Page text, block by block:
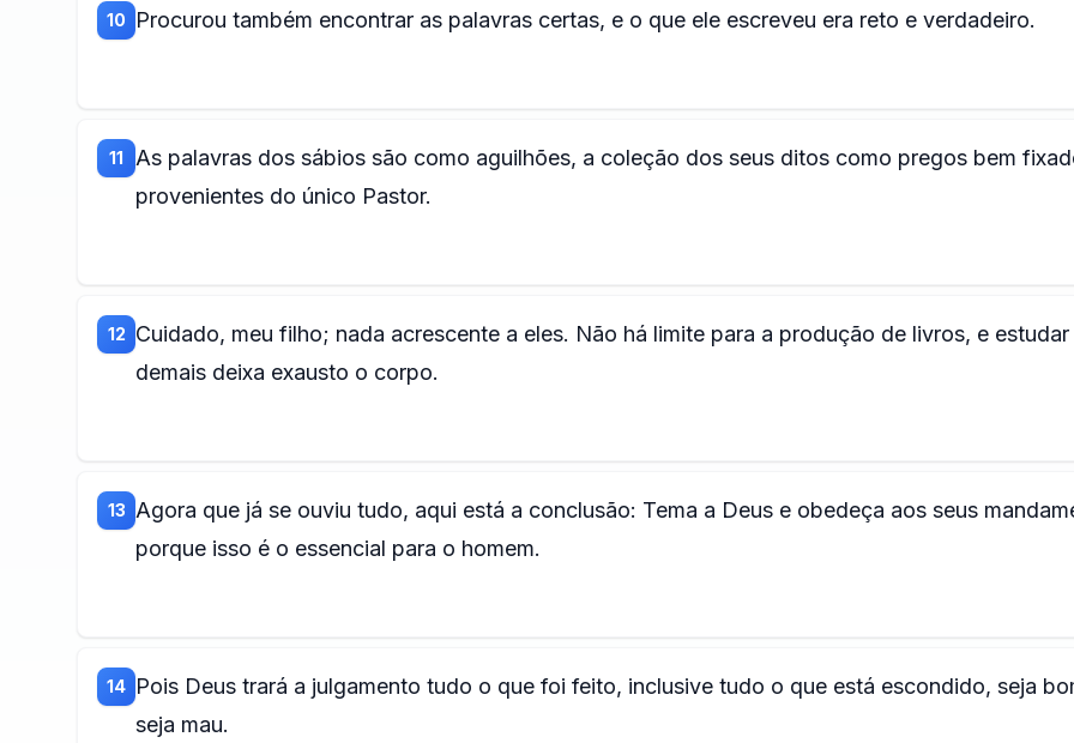
10 Procurou também encontrar as palavras certas, e o que ele escreveu era reto e verdadeiro.
11
As palavras dos sábios são como aguilhões, a coleção dos seus ditos como pregos bem
provenientes do único Pastor.
12 Cuidado, meu filho; nada acrescente a eles. Não há limite para a produção de livros, e estudar
demais deixa exausto o corpo.
13 Agora que já se ouviu tudo, aqui está a conclusão: Tema a Deus e obedeça aos seus
porque isso é o essencial para o homem.
14 Pois Deus trará a julgamento tudo o que foi feito, inclusive tudo o que está escondido, seja
seja mau.